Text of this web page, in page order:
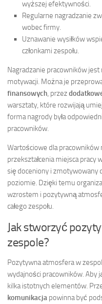
wyższej efektywności.
Regularne nagradzanie
wobec firmy.
Uznawanie wysiłków
członkami zespołu.
Nagradzanie pracowników
motywacji. Można je
finansowych, przez
warsztaty, które rozwijają
forma nagrody była
pracowników.
Wartościowe dla pracowników
przekształcenia miejsca
się doceniony i zmotywowany
poziomie. Dzięki temu
wzrostem i pozytywną
całego zespołu.
Jak stworzyć
zespole?
Pozytywna atmosfera w
wydajności pracowników. Aby
kilka istotnych elementów.
komunikacja powinna być